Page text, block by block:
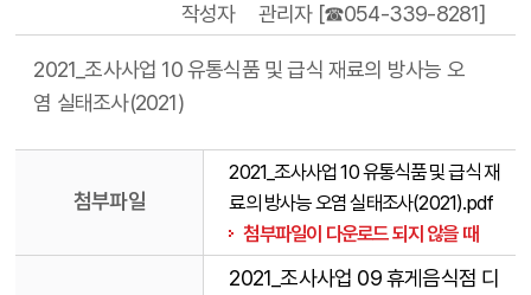
작성자
관리자 [☎054-339-8281]
2021_조사사업 10 유통식품 및 급식 재료의 방사능 오
염 실태조사(2021)
첨부파일
2021_조사사업 10 유통식품 및 급식 재
료의 방사능 오염 실태조사(2021).pdf
첨부파일이 다운로드 되지 않을 때
2021_조사사업 09 휴게음식점 디